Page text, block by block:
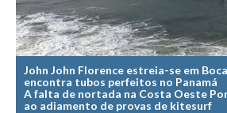
Viana do Castelo HD
Viana Pontão HD
GRANDE PORTO
Aguçadoura HD
Video
John John Florence estreia-se em
encontra tubos perfeitos no Panamá
A falta de nortada na Costa Oeste
ao adiamento de provas de kitesurf